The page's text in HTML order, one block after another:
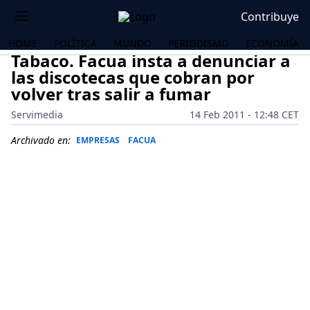
Contribuye
HOME POLÍTICA MUNDO PERIODISMO ECONOMÍA
Tabaco. Facua insta a denunciar a
las discotecas que cobran por
volver tras salir a fumar
Servimedia
14 Feb 2011 - 12:48 CET
Archivado en: EMPRESAS FACUA